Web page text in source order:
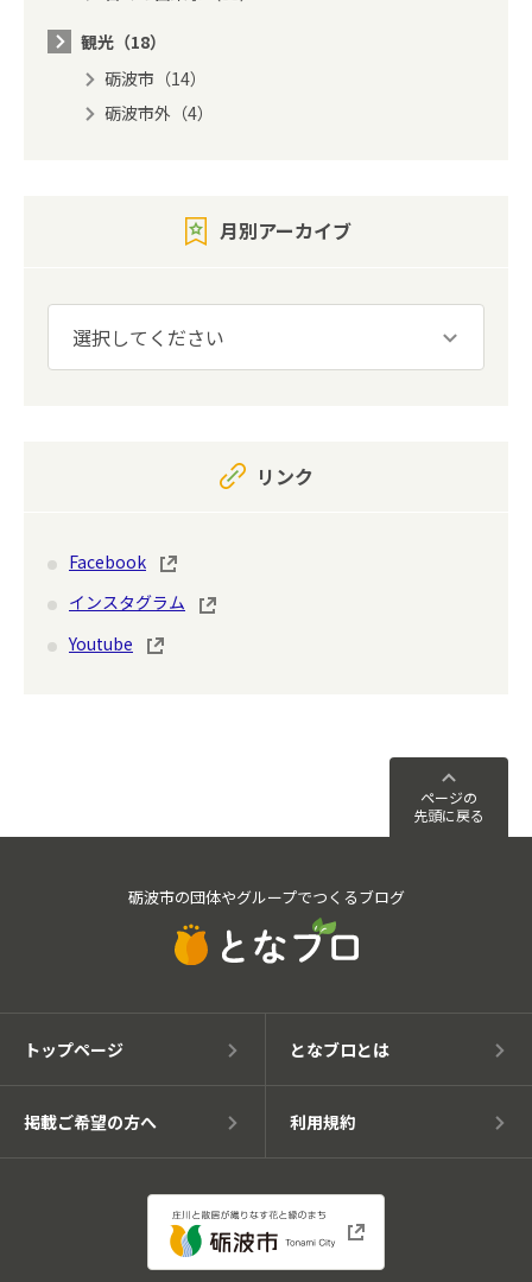
観光（18）
砺波市（14）
砺波市外（4）
月別アーカイブ
リンク
Facebook
インスタグラム
Youtube
ページの
先頭に戻る
砺波市の団体やグループでつくるブログ
トップページ となブロとは
掲載ご希望の方へ 利用規約